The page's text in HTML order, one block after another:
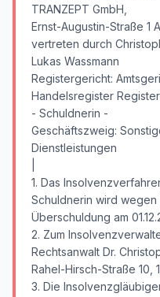
TRANZEPT GmbH,
Ernst-Augustin-Straße 1
vertreten durch
Lukas Wassmann
Registergericht:
Handelsregister Register-
- Schuldnerin -
Geschäftszweig:
Dienstleistungen
1. Das
Schuldnerin wird
Überschuldung am
2. Zum
Rechtsanwalt Dr.
Rahel-Hirsch-Straße 10,
3. Die